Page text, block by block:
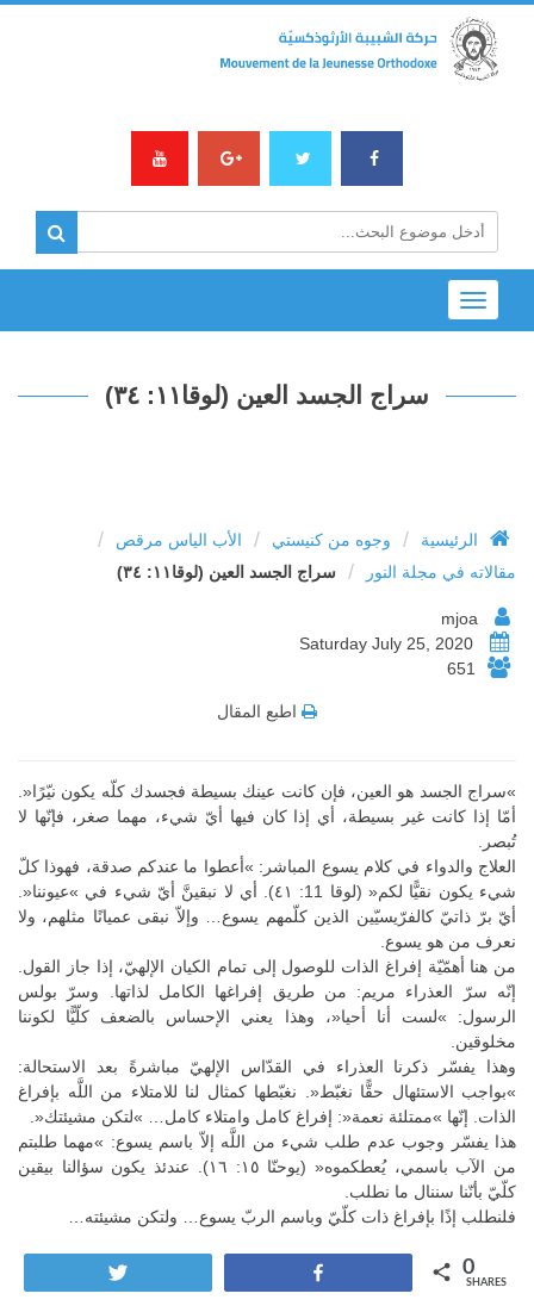
Toggle
navigation
سراج الجسد العين (لوقا١١: ٣٤)
الرئيسية / وجوه من كنيستي / الأب الياس مرقص /
مقالاته في مجلة النور / سراج الجسد العين (لوقا١١: ٣٤)
651
اطبع المقال
»سراج الجسد هو العين، فإن كانت عينك بسيطة فجسدك كلّه يكون نيّرًا«.
أمّا إذا كانت غير بسيطة، أي إذا كان فيها أيّ شيء، مهما صغر، فإنّها لا
تُبصر.
العلاج والدواء في كلام يسوع المباشر: »أعطوا ما عندكم صدقة، فهوذا كلّ
شيء يكون نقيًّا لكم« (لوقا 11: ٤١). أي لا نبقينَّ أيّ شيء في »عيوننا«.
أيّ برّ ذاتيّ كالفرّيسيّين الذين كلّمهم يسوع… وإلاّ نبقى عميانًا مثلهم، ولا
نعرف من هو يسوع.
من هنا أهمّيّة إفراغ الذات للوصول إلى تمام الكيان الإلهيّ، إذا جاز القول.
إنّه سرّ العذراء مريم: من طريق إفراغها الكامل لذاتها. وسرّ بولس
الرسول: »لست أنا أحيا«، وهذا يعني الإحساس بالضعف كلّيًّا لكوننا
مخلوقين.
وهذا يفسّر ذكرنا العذراء في القدّاس الإلهيّ مباشرةً بعد الاستحالة:
»بواجب الاستئهال حقًّا نغبّط«. نغبّطها كمثال لنا للامتلاء من اللَّه بإفراغ
الذات. إنّها »ممتلئة نعمة«: إفراغ كامل وامتلاء كامل… »لتكن مشيئتك«.
هذا يفسّر وجوب عدم طلب شيء من اللَّه إلاّ باسم يسوع: »مهما طلبتم
من الآب باسمي، يُعطكموه« (يوحنّا ١٥: ١٦). عندئذ يكون سؤالنا بيقين
كلّيّ بأنّنا سننال ما نطلب.
فلنطلب إذًا بإفراغ ذات كلّيّ وباسم الربّ يسوع… ولتكن مشيئته…
0
SHARES